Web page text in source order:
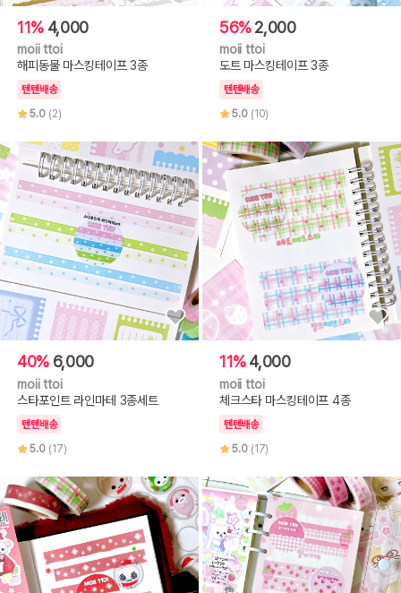
11% 4,000
moii ttoi
해피동물 마스킹테이프 3종
텐텐배송
5.0 (2)
56%2,000
moii ttoi
도트 마스킹테이프 3종
텐텐배송
5.0 (10)
40% 6,000
moii ttoi
스타포인트 라인마테 3종세트
텐텐배송
5.0 (17)
11%4,000
moii ttoi
체크스타 마스킹테이프 4종
텐텐배송
5.0 (17)